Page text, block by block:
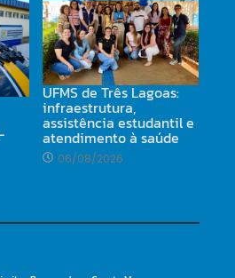
UFMS de Três Lagoas:
infraestrutura,
assistência estudantil e
atendimento à saúde
06/08/2026